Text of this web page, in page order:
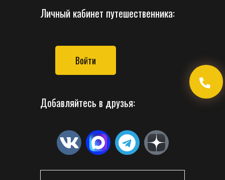
Личный кабинет путешественника:
Войти
Добавляйтесь в друзья: